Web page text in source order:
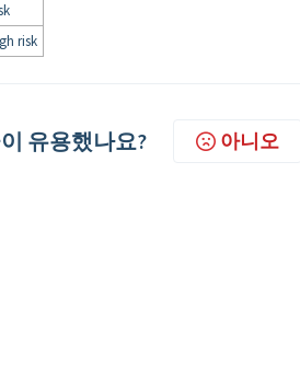
risk
유용했나요? 아니오